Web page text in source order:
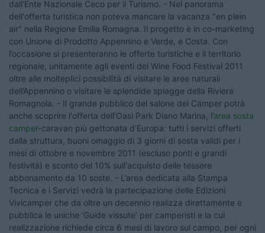
area sosta
camper-caravan più gettonata d’Europa: tutti i servizi offerti
dalla struttura, buoni omaggio di 3 giorni di sosta validi per i
mesi di ottobre e novembre 2011 (escluso ponti e grandi
festività) e sconto del 10% sull'acquisto delle tessere
abbonamento da 10 soste. - L’area dedicata alla Stampa
Tecnica e i Servizi vedrà la partecipazione delle Edizioni
Vivicamper che da oltre un decennio realizza direttamente e
pubblica le uniche ‘Guide vissute’ per camperisti e la cui
realizzazione richiede circa 6 mesi di lavoro sul campo, per ogni